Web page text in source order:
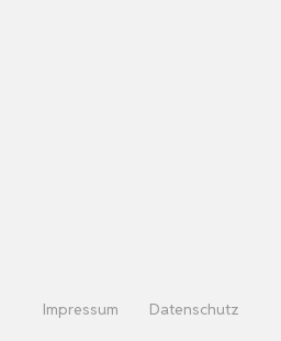
Impressum Datenschutz